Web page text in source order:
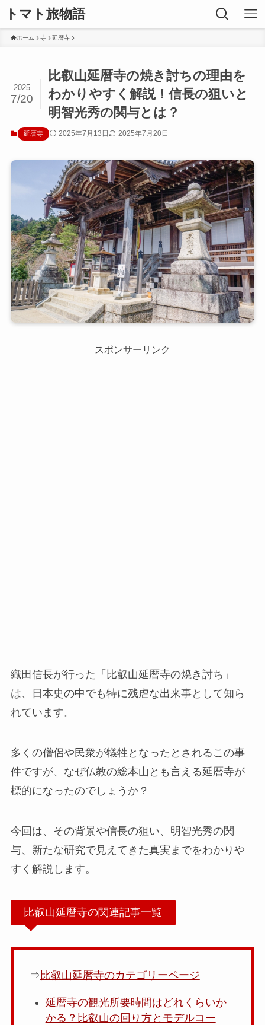
トマト旅物語
ホーム 寺 延暦寺
比叡山延暦寺の焼き討ちの理由を
わかりやすく解説！信長の狙いと
明智光秀の関与とは？
2025
7/20
延暦寺 2025年7月13日 2025年7月20日
スポンサーリンク
織田信長が行った「比叡山延暦寺の焼き討ち」
は、日本史の中でも特に残虐な出来事として知ら
れています。
多くの僧侶や民衆が犠牲となったとされるこの事
件ですが、なぜ仏教の総本山とも言える延暦寺が
標的になったのでしょうか？
今回は、その背景や信長の狙い、明智光秀の関
与、新たな研究で見えてきた真実までをわかりや
すく解説します。
比叡山延暦寺の関連記事一覧
⇒ 比叡山延暦寺のカテゴリーページ
延暦寺の観光所要時間はどれくらいか
かる？比叡山の回り方とモデルコー